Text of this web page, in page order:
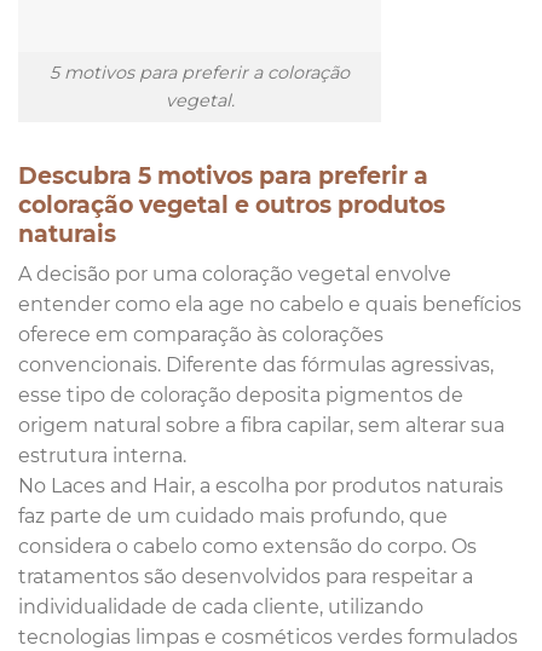
5 motivos para preferir a coloração
vegetal.
Descubra 5 motivos para preferir a
coloração vegetal e outros produtos
naturais
A decisão por uma coloração vegetal envolve
entender como ela age no cabelo e quais benefícios
oferece em comparação às colorações
convencionais. Diferente das fórmulas agressivas,
esse tipo de coloração deposita pigmentos de
origem natural sobre a fibra capilar, sem alterar sua
estrutura interna.
No Laces and Hair, a escolha por produtos naturais
faz parte de um cuidado mais profundo, que
considera o cabelo como extensão do corpo. Os
tratamentos são desenvolvidos para respeitar a
individualidade de cada cliente, utilizando
tecnologias limpas e cosméticos verdes formulados